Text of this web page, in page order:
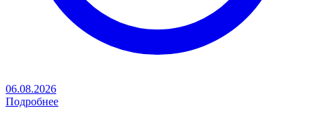
06.08.2026
Подробнее